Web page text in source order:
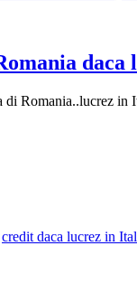
Romania..lucrez
credit daca lucrez in